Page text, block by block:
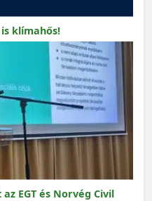
klímahős!
EGT és Norvég Civil